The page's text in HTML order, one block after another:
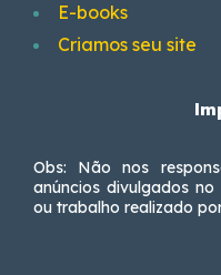
E-books
Criamos seu site
Obs: Não nos
anúncios divulgados
ou trabalho realizado